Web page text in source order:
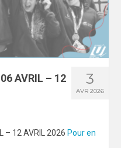
3
AVR 2026
AVRIL – 12
– 12 AVRIL 2026 Pour en